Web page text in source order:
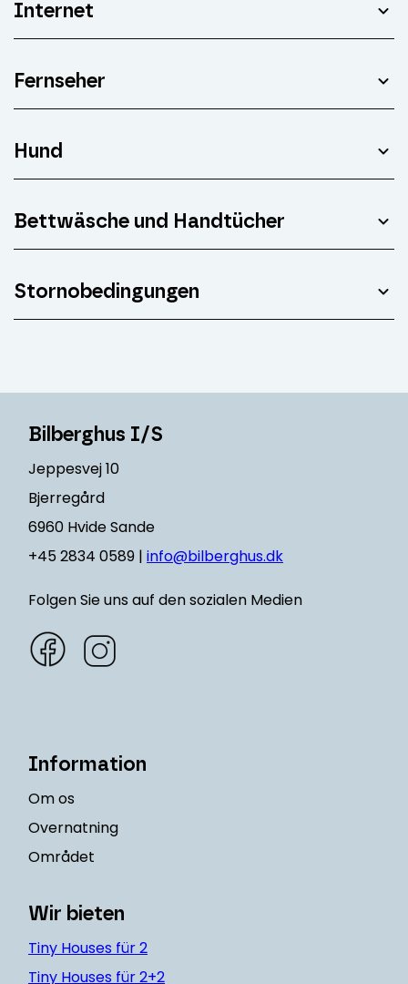
Internet
Fernseher
Hund
Bettwäsche und Handtücher
Stornobedingungen
Bilberghus I/S
Jeppesvej 10
Bjerregård
6960 Hvide Sande
+45 2834 0589 | info@bilberghus.dk
Folgen Sie uns auf den sozialen Medien
Information
Om os
Overnatning
Området
Wir bieten
Tiny Houses für 2
Tiny Houses für 2+2